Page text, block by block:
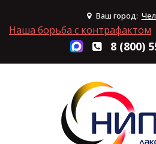
Ваш город:
Наша борьба с контрафактом
8 (800)